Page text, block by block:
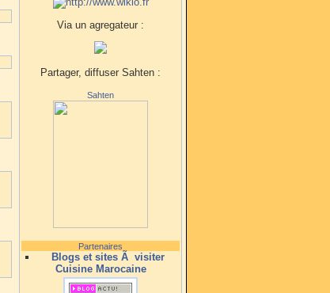
Via un agregateur :
Partager, diffuser Sahten :
Sahten
Partenaires
Blogs et sites Ã visiter
Cuisine Marocaine